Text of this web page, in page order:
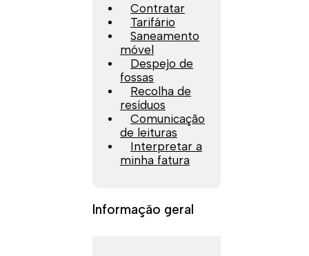
Contratar
Tarifário
Saneamento
móvel
Despejo de
fossas
Recolha de
resíduos
Comunicação
de leituras
Interpretar a
minha fatura
Informação geral